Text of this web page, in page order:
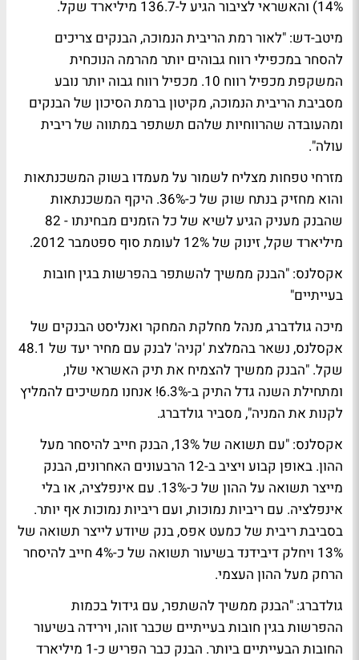
14%) והאשראי לציבור הגיע ל-136.7 מיליארד שקל.
מיטב-דש: "לאור רמת הריבית הנמוכה, הבנקים צריכים
להסחר במכפילי רווח גבוהים יותר מהרמה הנוכחית
המשקפת מכפיל רווח 10. מכפיל רווח גבוה יותר נובע
מסביבת הריבית הנמוכה, מקיטון ברמת הסיכון של הבנקים
ומהעובדה שהרווחיות שלהם תשתפר במתווה של ריבית
עולה".
מזרחי טפחות מצליח לשמור על מעמדו בשוק המשכנתאות
והוא מחזיק בנתח שוק של כ-36%. היקף המשכנתאות
שהבנק מעניק הגיע לשיא של כל הזמנים מבחינתו - 82
מיליארד שקל, זינוק של 12% לעומת סוף ספטמבר 2012.
אקסלנס: "הבנק ממשיך להשתפר בהפרשות בגין חובות
בעייתיים"
מיכה גולדברג, מנהל מחלקת המחקר ואנליסט הבנקים של
אקסלנס, נשאר בהמלצת 'קניה' לבנק עם מחיר יעד של 48.1
שקל. "הבנק ממשיך להצמיח את תיק האשראי שלו,
ומתחילת השנה גדל התיק ב-6.3%! אנחנו ממשיכים להמליץ
לקנות את המניה", מסביר גולדברג.
אקסלנס: "עם תשואה של 13%, הבנק חייב להיסחר מעל
ההון. באופן קבוע ויציב ב-12 הרבעונים האחרונים, הבנק
מייצר תשואה על ההון של כ-13%. עם אינפלציה, או בלי
אינפלציה. עם ריביות נמוכות, ועם ריביות נמוכות אף יותר.
בסביבת ריבית של כמעט אפס, בנק שיודע לייצר תשואה של
13% ויחלק דיבידנד בשיעור תשואה של כ-4% חייב להיסחר
הרחק מעל ההון העצמי.
גולדברג: "הבנק ממשיך להשתפר, עם גידול בכמות
ההפרשות בגין חובות בעייתיים שכבר זוהו, וירידה בשיעור
החובות הבעייתיים ביותר. הבנק כבר הפריש כ-1 מיליארד